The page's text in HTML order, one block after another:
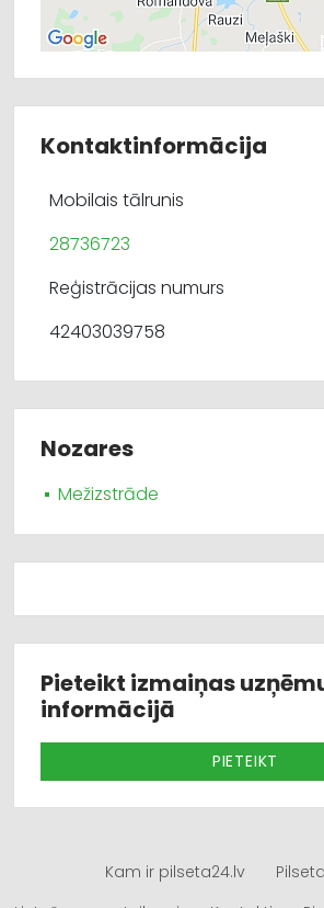
Kontaktinformācija
Mobilais tālrunis
28736723
Reģistrācijas numurs
42403039758
Nozares
Mežizstrāde
Pieteikt izmaiņas
informācijā
PIETEIKT
Kam ir pilseta24.lv